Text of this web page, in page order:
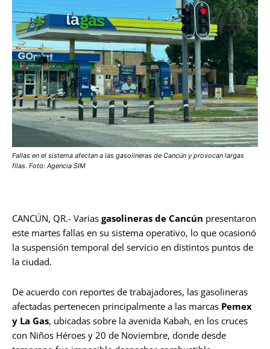
Fallas en el sistema afectan a las gasolineras de Cancún y provocan largas
filas. Foto: Agencia SIM
CANCÚN, QR.- Varias gasolineras de Cancún presentaron
este martes fallas en su sistema operativo, lo que ocasionó
la suspensión temporal del servicio en distintos puntos de
la ciudad.
De acuerdo con reportes de trabajadores, las gasolineras
afectadas pertenecen principalmente a las marcas Pemex
y La Gas, ubicadas sobre la avenida Kabah, en los cruces
con Niños Héroes y 20 de Noviembre, donde desde